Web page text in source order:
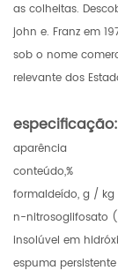
as colheitas.
john e. Franz em
sob o nome
relevante dos
especificação:
aparência
conteúdo,%
formaldeído, g / kg
n-nitrosoglifosato
insolúvel em
espuma